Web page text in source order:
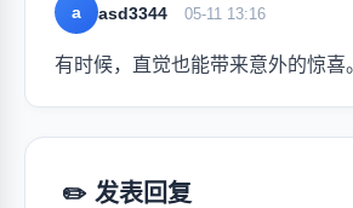
a asd3344 05-11 13:16
有时候，直觉也能带来意外的惊喜
✏️ 发表回复